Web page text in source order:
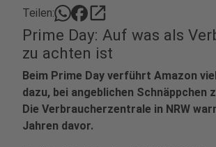
Teilen: open_in_new
Prime Day: Auf was als
zu achten ist
Beim Prime Day verführt Amazon
dazu, bei angeblichen Schnäppchen
Die Verbraucherzentrale in NRW
Jahren davor.